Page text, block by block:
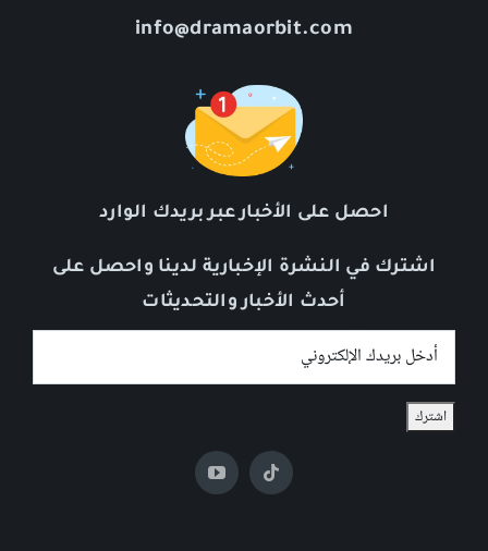
info@dramaorbit.com
احصل على الأخبار عبر بريدك الوارد
اشترك في النشرة الإخبارية لدينا واحصل على
أحدث الأخبار والتحديثات